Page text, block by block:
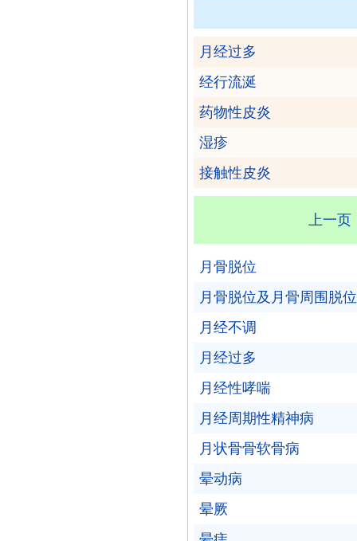
月经过多
经行流涎
药物性皮炎
湿疹
接触性皮炎
上一页
月骨脱位
月骨脱位及月骨周围脱位
月经不调
月经过多
月经性哮喘
月经周期性精神病
月状骨骨软骨病
晕动病
晕厥